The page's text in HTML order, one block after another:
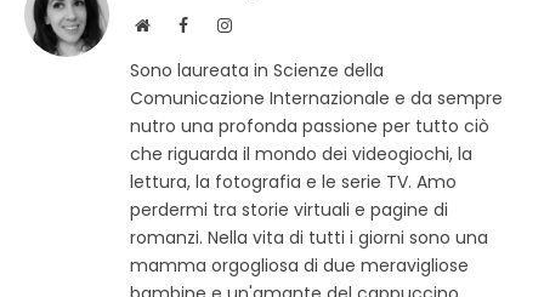
S
t
o
w
F
c
e
b
k
I
s
t
a
a
m
Sono laureata in Scienze della
Comunicazione Internazionale e da sempre
nutro una profonda passione per tutto ciò
che riguarda il mondo dei videogiochi, la
lettura, la fotografia e le serie TV. Amo
perdermi tra storie virtuali e pagine di
romanzi. Nella vita di tutti i giorni sono una
mamma orgogliosa di due meravigliose